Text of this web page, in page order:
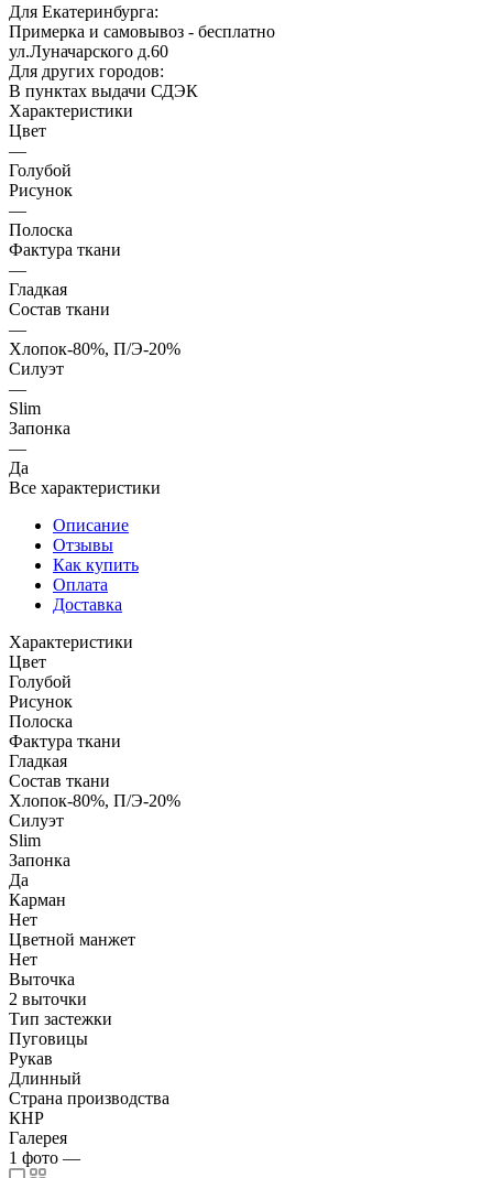
Для Екатеринбурга:
Примерка и самовывоз - бесплатно
ул.Луначарского д.60
Для других городов:
В пунктах выдачи СДЭК
Характеристики
Цвет
—
Голубой
Рисунок
—
Полоска
Фактура ткани
—
Гладкая
Состав ткани
—
Хлопок-80%, П/Э-20%
Силуэт
—
Slim
Запонка
—
Да
Все характеристики
Описание
Отзывы
Как купить
Оплата
Доставка
Характеристики
Цвет
Голубой
Рисунок
Полоска
Фактура ткани
Гладкая
Состав ткани
Хлопок-80%, П/Э-20%
Силуэт
Slim
Запонка
Да
Карман
Нет
Цветной манжет
Нет
Выточка
2 выточки
Тип застежки
Пуговицы
Рукав
Длинный
Страна производства
КНР
Галерея
1 фото —